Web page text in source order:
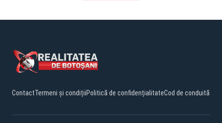
ContactTermeni și condițiiPolitică de confidențialitateCod de conduită